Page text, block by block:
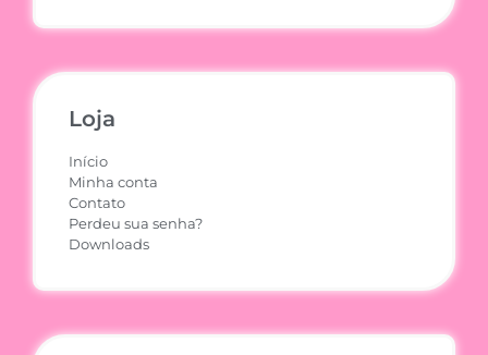
Loja
Início
Minha conta
Contato
Perdeu sua senha?
Downloads